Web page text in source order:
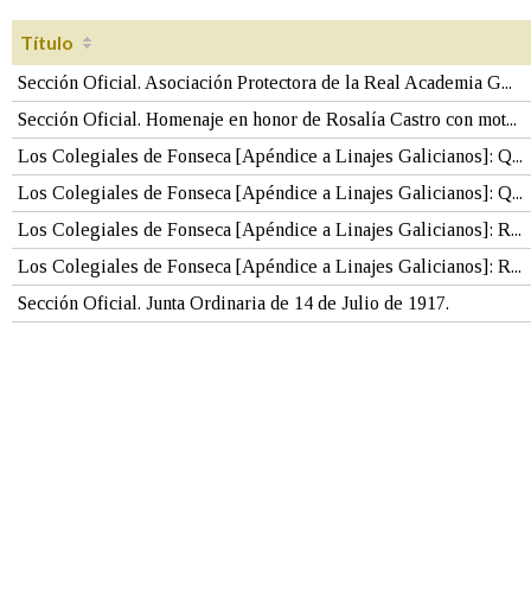
Título
Sección Oficial. Asociación Protectora de la Real Academia G...
Sección Oficial. Homenaje en honor de Rosalía Castro con mot...
Los Colegiales de Fonseca [Apéndice a Linajes Galicianos]: Q...
Los Colegiales de Fonseca [Apéndice a Linajes Galicianos]: Q...
Los Colegiales de Fonseca [Apéndice a Linajes Galicianos]: R...
Los Colegiales de Fonseca [Apéndice a Linajes Galicianos]: R...
Sección Oficial. Junta Ordinaria de 14 de Julio de 1917.